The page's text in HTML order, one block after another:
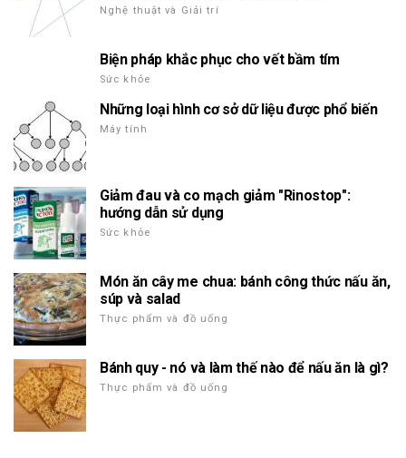
Nghệ thuật và Giải trí
Biện pháp khắc phục cho vết bầm tím
Sức khỏe
Những loại hình cơ sở dữ liệu được phổ biến
Máy tính
Giảm đau và co mạch giảm "Rinostop":
hướng dẫn sử dụng
Sức khỏe
Món ăn cây me chua: bánh công thức nấu ăn,
súp và salad
Thực phẩm và đồ uống
Bánh quy - nó và làm thế nào để nấu ăn là gì?
Thực phẩm và đồ uống